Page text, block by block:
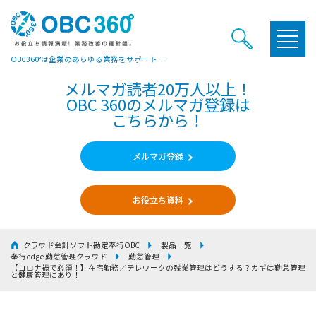
OBC360°は企業のあらゆる業務をサポートするヒントやお役立ち情報をご提供しています
メルマガ読者20万人以上！
OBC 360のメルマガ登録は
こちらから！
メルマガ登録
お役立ち資料
クラウド会計ソフト勘定奉行OBC
製品一覧
奉行edge 勤怠管理クラウド
勤怠管理
【コロナ禍で必須！】在宅勤務／テレワークの残業管理はどうする？カギは勤怠管理
と健康管理にあり！